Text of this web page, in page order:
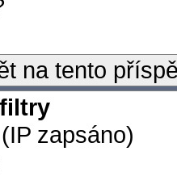
na tento
(IP zapsáno)